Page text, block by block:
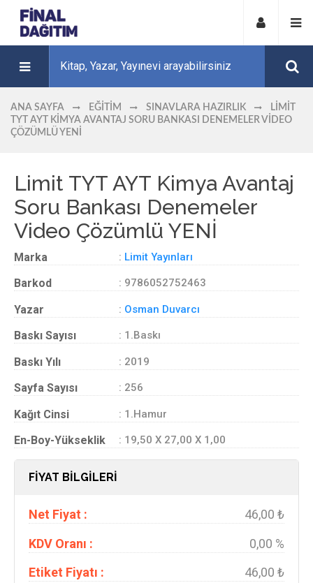
ANA SAYFA EĞITIM SINAVLARA HAZIRLIK
LIMIT
TYT AYT KIMYA AVANTAJ SORU BANKASI DENEMELER VIDEO
ÇÖZÜMLÜ YENİ
Limit TYT AYT Kimya Avantaj
Soru Bankası Denemeler
Video Çözümlü YENİ
Marka : Limit Yayınları
Barkod : 9786052752463
Yazar : Osman Duvarcı
Baskı Sayısı : 1.Baskı
Baskı Yılı : 2019
Sayfa Sayısı : 256
Kağıt Cinsi : 1.Hamur
En-Boy-Yükseklik : 19,50 X 27,00 X 1,00
FİYAT BİLGİLERİ
Net Fiyat :
46,00 ₺
KDV Oranı :
0,00 %
Etiket Fiyatı :
46,00 ₺